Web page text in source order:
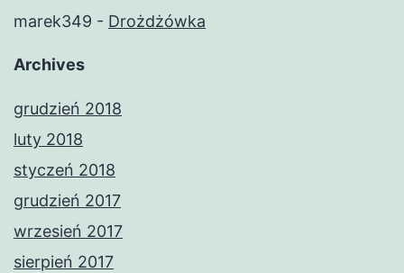
marek349 - Drożdżówka
Archives
grudzień 2018
luty 2018
styczeń 2018
grudzień 2017
wrzesień 2017
sierpień 2017